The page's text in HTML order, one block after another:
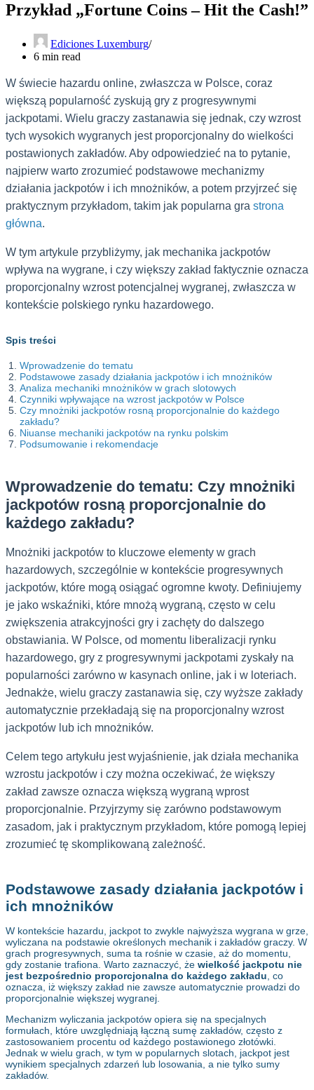
Przykład „Fortune Coins – Hit the Cash!”
Ediciones Luxemburg
6 min read
W świecie hazardu online, zwłaszcza w Polsce, coraz
większą popularność zyskują gry z progresywnymi
jackpotami. Wielu graczy zastanawia się jednak, czy wzrost
tych wysokich wygranych jest proporcjonalny do wielkości
postawionych zakładów. Aby odpowiedzieć na to pytanie,
najpierw warto zrozumieć podstawowe mechanizmy
działania jackpotów i ich mnożników, a potem przyjrzeć się
praktycznym przykładom, takim jak popularna gra strona
główna.
W tym artykule przybliżymy, jak mechanika jackpotów
wpływa na wygrane, i czy większy zakład faktycznie oznacza
proporcjonalny wzrost potencjalnej wygranej, zwłaszcza w
kontekście polskiego rynku hazardowego.
Spis treści
Wprowadzenie do tematu
Podstawowe zasady działania jackpotów i ich mnożników
Analiza mechaniki mnożników w grach slotowych
Czynniki wpływające na wzrost jackpotów w Polsce
Czy mnożniki jackpotów rosną proporcjonalnie do każdego
zakładu?
Niuanse mechaniki jackpotów na rynku polskim
Podsumowanie i rekomendacje
Wprowadzenie do tematu: Czy mnożniki
jackpotów rosną proporcjonalnie do
każdego zakładu?
Mnożniki jackpotów to kluczowe elementy w grach
hazardowych, szczególnie w kontekście progresywnych
jackpotów, które mogą osiągać ogromne kwoty. Definiujemy
je jako wskaźniki, które mnożą wygraną, często w celu
zwiększenia atrakcyjności gry i zachęty do dalszego
obstawiania. W Polsce, od momentu liberalizacji rynku
hazardowego, gry z progresywnymi jackpotami zyskały na
popularności zarówno w kasynach online, jak i w loteriach.
Jednakże, wielu graczy zastanawia się, czy wyższe zakłady
automatycznie przekładają się na proporcjonalny wzrost
jackpotów lub ich mnożników.
Celem tego artykułu jest wyjaśnienie, jak działa mechanika
wzrostu jackpotów i czy można oczekiwać, że większy
zakład zawsze oznacza większą wygraną wprost
proporcjonalnie. Przyjrzymy się zarówno podstawowym
zasadom, jak i praktycznym przykładom, które pomogą lepiej
zrozumieć tę skomplikowaną zależność.
Podstawowe zasady działania jackpotów i
ich mnożników
W kontekście hazardu, jackpot to zwykle najwyższa wygrana w grze,
wyliczana na podstawie określonych mechanik i zakładów graczy. W
grach progresywnych, suma ta rośnie w czasie, aż do momentu,
gdy zostanie trafiona. Warto zaznaczyć, że wielkość jackpotu nie
jest bezpośrednio proporcjonalna do każdego zakładu, co
oznacza, iż większy zakład nie zawsze automatycznie prowadzi do
proporcjonalnie większej wygranej.
Mechanizm wyliczania jackpotów opiera się na specjalnych
formułach, które uwzględniają łączną sumę zakładów, często z
zastosowaniem procentu od każdego postawionego złotówki.
Jednak w wielu grach, w tym w popularnych slotach, jackpot jest
wynikiem specjalnych zdarzeń lub losowania, a nie tylko sumy
zakładów.